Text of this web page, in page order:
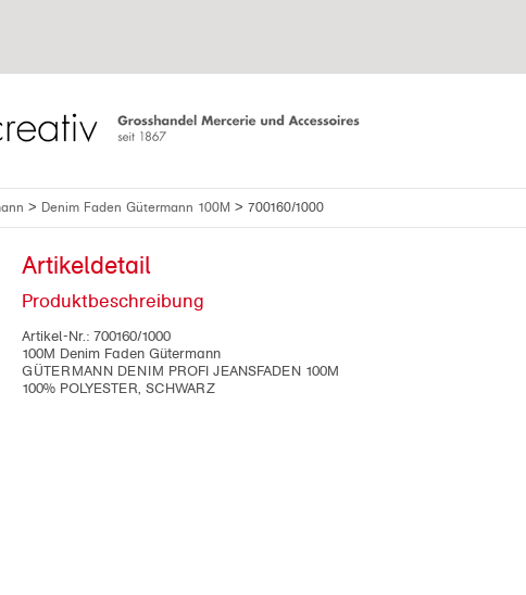
> Denim Faden Gütermann 100M > 700160/1000
Artikeldetail
Produktbeschreibung
Artikel-Nr.: 700160/1000
100M Denim Faden Gütermann
GÜTERMANN DENIM PROFI JEANSFADEN 100M
100% POLYESTER, SCHWARZ